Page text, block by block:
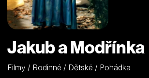
Jakub a Modřínka
Filmy / Rodinné / Dětské / Pohádka